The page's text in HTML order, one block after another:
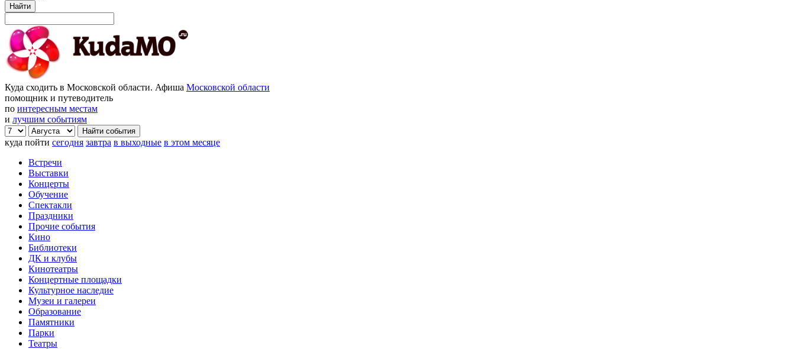
Найти
Куда сходить в Московской области. Афиша Московской области
помощник и путеводитель
по интересным местам
и лучшим событиям
куда пойти сегодня завтра в выходные в этом месяце
Встречи
Выставки
Концерты
Обучение
Спектакли
Праздники
Прочие события
Кино
Библиотеки
ДК и клубы
Кинотеатры
Концертные площадки
Культурное наследие
Музеи и галереи
Образование
Памятники
Парки
Театры